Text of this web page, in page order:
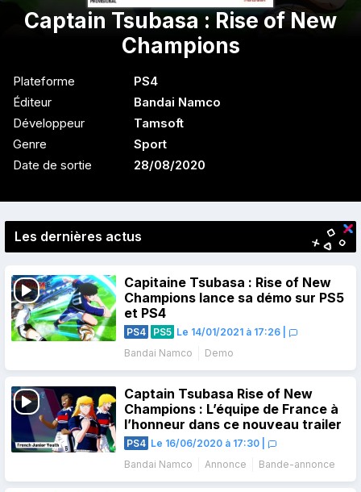
Captain Tsubasa : Rise of New
Champions
Plateforme
PS4
Éditeur
Bandai Namco
Développeur
Tamsoft
Genre
Sport
Date de sortie
28/08/2020
Les dernières actus
Capitaine Tsubasa : Rise of New
Champions lance sa démo sur PS5
et PS4
PS4 PS5 Le 14/01/2021 à 17:26
Bandai Namco
Demo
Captain Tsubasa Rise of New
Champions : L’équipe de France à
l’honneur dans ce nouveau trailer
PS4 Le 16/06/2020 à 17:30
Bandai Namco
Annonce Bande-annonce